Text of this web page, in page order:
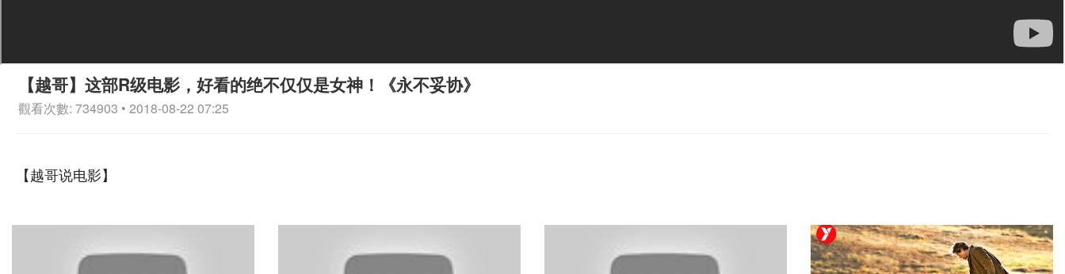
【越哥】这部R级电影，好看的绝不仅仅是女神！《永不妥协》
觀看次數: 734903 • 2018-08-22 07:25
【越哥说电影】